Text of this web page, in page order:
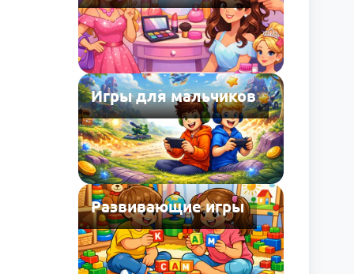
Игры для мальчиков
Развивающие игры